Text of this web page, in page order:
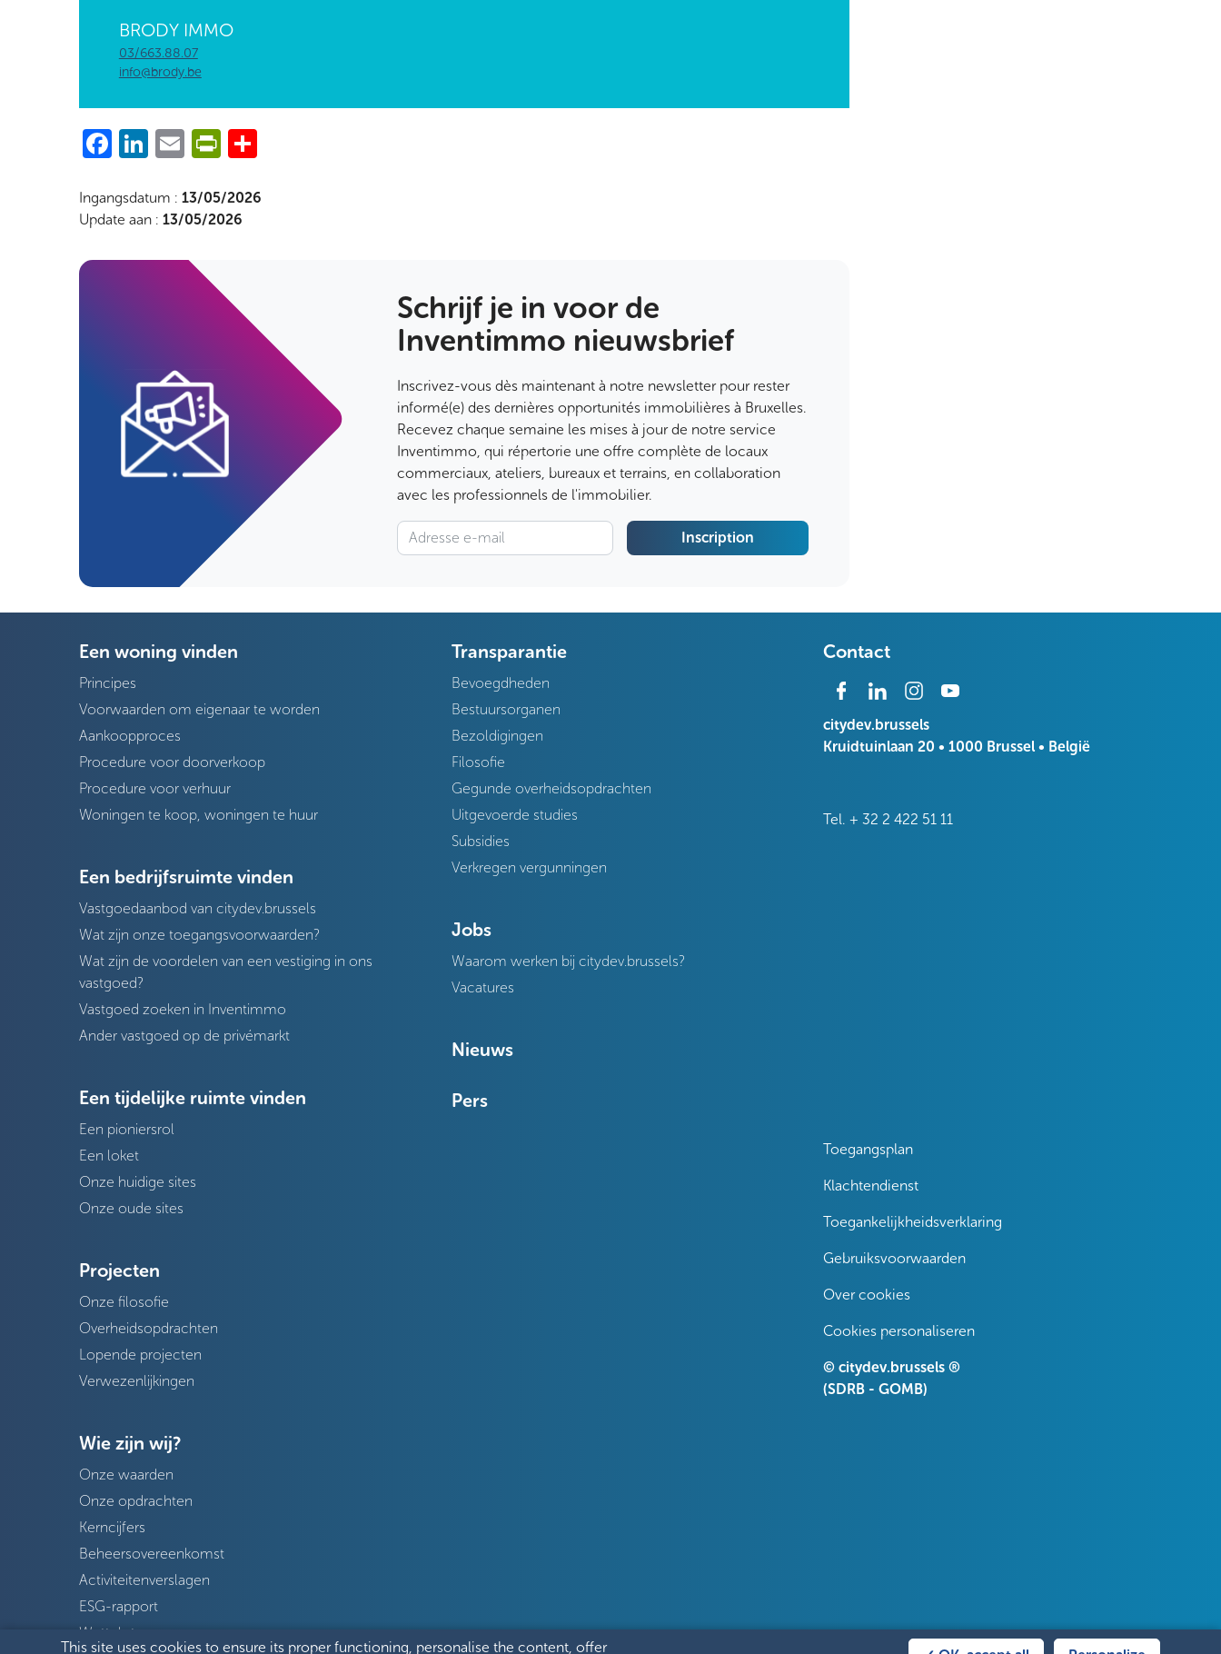
BRODY IMMO
03/663.88.07
info@brody.be
Facebook
LinkedIn
EmailPrintFriendly
Ingangsdatum : 13/05/2026
Update aan : 13/05/2026
Schrijf je in voor de
Inventimmo nieuwsbrief
Inscrivez-vous dès maintenant à notre newsletter pour rester
informé(e) des dernières opportunités immobilières à Bruxelles.
Recevez chaque semaine les mises à jour de notre service
Inventimmo, qui répertorie une offre complète de locaux
commerciaux, ateliers, bureaux et terrains, en collaboration
avec les professionnels de l'immobilier.
Inscription
Een woning vinden
Principes
Voorwaarden om eigenaar te worden
Aankoopproces
Procedure voor doorverkoop
Procedure voor verhuur
Woningen te koop, woningen te huur
Een bedrijfsruimte vinden
Vastgoedaanbod van citydev.brussels
Wat zijn onze toegangsvoorwaarden?
Wat zijn de voordelen van een vestiging in ons
vastgoed?
Vastgoed zoeken in Inventimmo
Ander vastgoed op de privémarkt
Een tijdelijke ruimte vinden
Een pioniersrol
Een loket
Onze huidige sites
Onze oude sites
Projecten
Onze filosofie
Overheidsopdrachten
Lopende projecten
Verwezenlijkingen
Wie zijn wij?
Onze waarden
Onze opdrachten
Kerncijfers
Beheersovereenkomst
Activiteitenverslagen
ESG-rapport
Wetteksten
Transparantie
Bevoegdheden
Bestuursorganen
Bezoldigingen
Filosofie
Gegunde overheidsopdrachten
Uitgevoerde studies
Subsidies
Verkregen vergunningen
Jobs
Waarom werken bij citydev.brussels?
Vacatures
Nieuws
Pers
Contact
citydev.brussels
Kruidtuinlaan 20 • 1000 Brussel • België
Tel. + 32 2 422 51 11
Toegangsplan
Klachtendienst
Toegankelijkheidsverklaring
Gebruiksvoorwaarden
Over cookies
Cookies personaliseren
© citydev.brussels ®
(SDRB - GOMB)
This site uses cookies to ensure its proper functioning, personalise the content, offer